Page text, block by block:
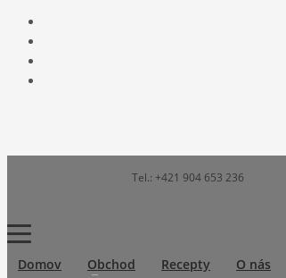
Tel.: +421 904 653 236
Domov Obchod Recepty O nás